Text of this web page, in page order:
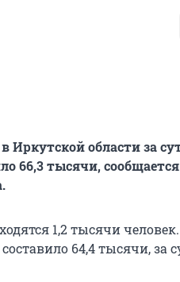
Иркутской области за
66,3 тысячи,
1,2 тысячи
64,4 тысячи, за